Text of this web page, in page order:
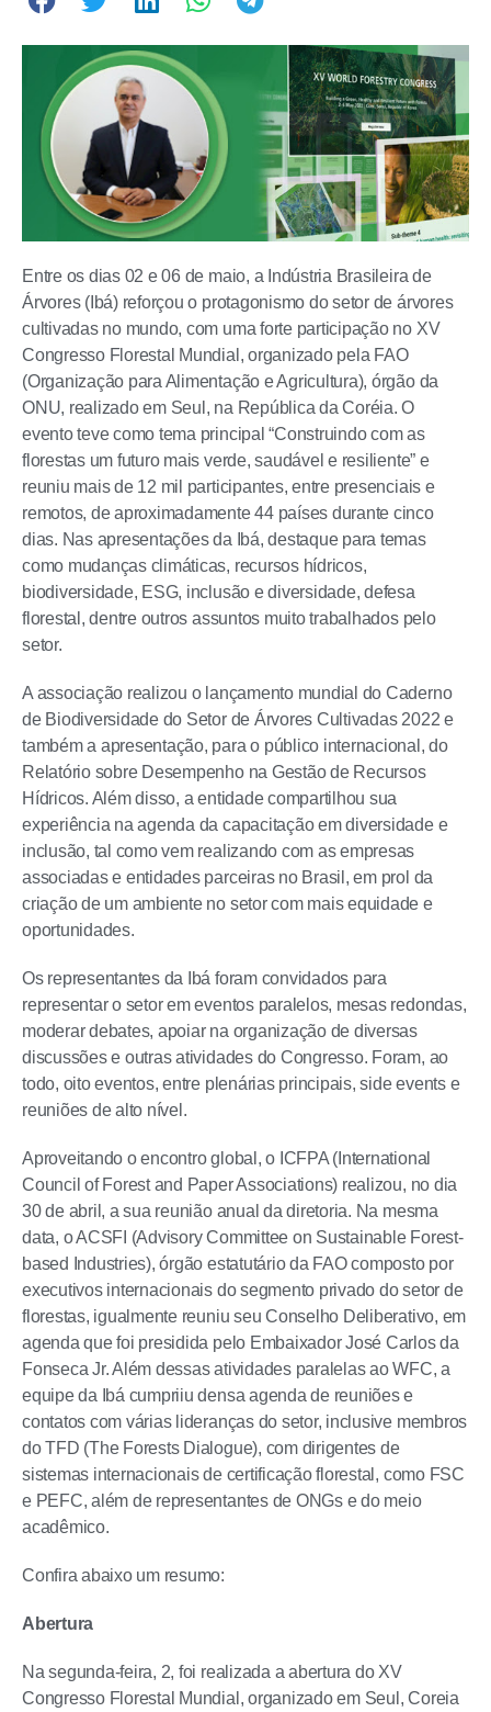
Entre os dias 02 e 06 de maio, a Indústria Brasileira de
Árvores (Ibá) reforçou o protagonismo do setor de árvores
cultivadas no mundo, com uma forte participação no XV
Congresso Florestal Mundial, organizado pela FAO
(Organização para Alimentação e Agricultura), órgão da
ONU, realizado em Seul, na República da Coréia. O
evento teve como tema principal “Construindo com as
florestas um futuro mais verde, saudável e resiliente” e
reuniu mais de 12 mil participantes, entre presenciais e
remotos, de aproximadamente 44 países durante cinco
dias. Nas apresentações da Ibá, destaque para temas
como mudanças climáticas, recursos hídricos,
biodiversidade, ESG, inclusão e diversidade, defesa
florestal, dentre outros assuntos muito trabalhados pelo
setor.
A associação realizou o lançamento mundial do Caderno
de Biodiversidade do Setor de Árvores Cultivadas 2022 e
também a apresentação, para o público internacional, do
Relatório sobre Desempenho na Gestão de Recursos
Hídricos. Além disso, a entidade compartilhou sua
experiência na agenda da capacitação em diversidade e
inclusão, tal como vem realizando com as empresas
associadas e entidades parceiras no Brasil, em prol da
criação de um ambiente no setor com mais equidade e
oportunidades.
Os representantes da Ibá foram convidados para
representar o setor em eventos paralelos, mesas redondas,
moderar debates, apoiar na organização de diversas
discussões e outras atividades do Congresso. Foram, ao
todo, oito eventos, entre plenárias principais, side events e
reuniões de alto nível.
Aproveitando o encontro global, o ICFPA (International
Council of Forest and Paper Associations) realizou, no dia
30 de abril, a sua reunião anual da diretoria. Na mesma
data, o ACSFI (Advisory Committee on Sustainable Forest-
based Industries), órgão estatutário da FAO composto por
executivos internacionais do segmento privado do setor de
florestas, igualmente reuniu seu Conselho Deliberativo, em
agenda que foi presidida pelo Embaixador José Carlos da
Fonseca Jr. Além dessas atividades paralelas ao WFC, a
equipe da Ibá cumpriiu densa agenda de reuniões e
contatos com várias lideranças do setor, inclusive membros
do TFD (The Forests Dialogue), com dirigentes de
sistemas internacionais de certificação florestal, como FSC
e PEFC, além de representantes de ONGs e do meio
acadêmico.
Confira abaixo um resumo:
Abertura
Na segunda-feira, 2, foi realizada a abertura do XV
Congresso Florestal Mundial, organizado em Seul, Coreia